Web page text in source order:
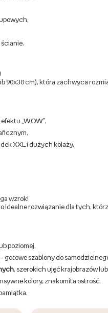
90x30 cm), która zachwyca
„WOW”,
XXL i dużych kolaży,
wzrok!
idealne rozwiązanie dla tych,
poziomej,
gotowe szablony do
, szerokich ujęć krajobrazów
kolory, znakomita ostrość,